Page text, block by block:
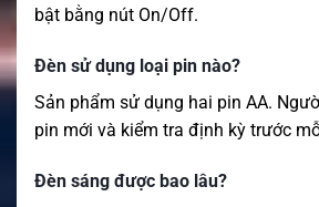
bật bằng nút On/Off.
Đèn sử dụng loại pin nào?
Sản phẩm sử dụng hai pin AA.
pin mới và kiểm tra định kỳ trước
Đèn sáng được bao lâu?